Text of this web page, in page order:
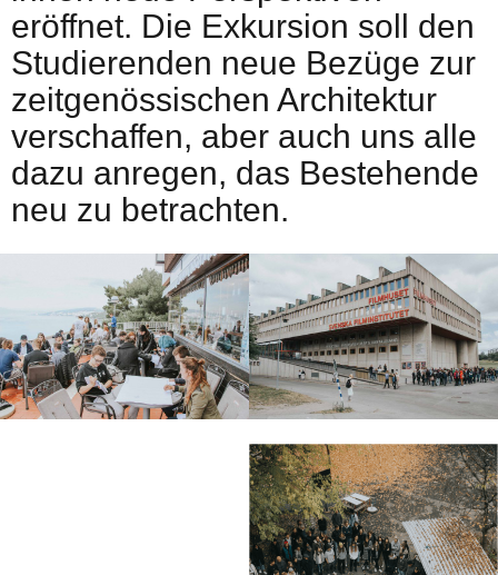
eröffnet. Die Exkursion soll den
Studierenden neue Bezüge zur
zeitgenössischen Architektur
verschaffen, aber auch uns alle
dazu anregen, das Bestehende
neu zu betrachten.